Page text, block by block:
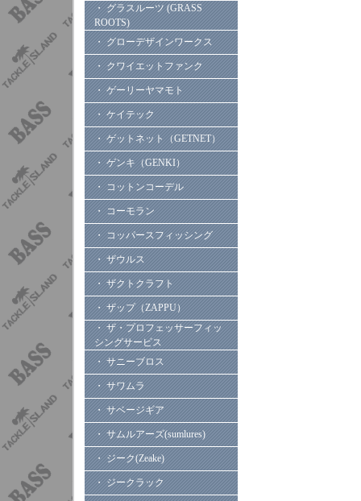
・ グラスルーツ (GRASS
ROOTS)
・ グローデザインワークス
・ クワイエットファンク
・ ゲーリーヤマモト
・ ケイテック
・ ゲットネット（GETNET）
・ ゲンキ（GENKI）
・ コットンコーデル
・ コーモラン
・ コッパースフィッシング
・ ザウルス
・ ザクトクラフト
・ ザップ（ZAPPU）
・ ザ・プロフェッサーフィッ
シングサービス
・ サニーブロス
・ サワムラ
・ サベージギア
・ サムルアーズ(sumlures)
・ ジーク(Zeake)
・ ジークラック